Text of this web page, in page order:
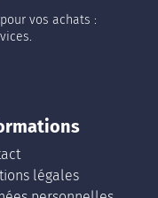
vos achats :
légales